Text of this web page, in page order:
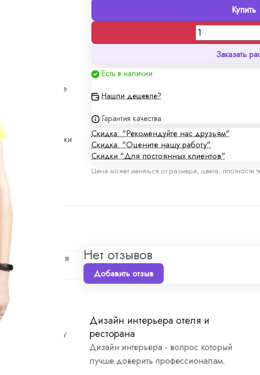
и изготовление
поставки
Купить
Заказать
Есть в наличии
Нашли дешевле?
Гарантия качества
Скидка: "Рекомендуйте нас друзьям"
Скидка: "Оцените нашу работу"
Скидки "Для постоянных клиентов"
Цена может меняться от размера, цвета,
кто поделится
Нет отзывов
Добавить отзыв
хостела
к каждому
Дизайн интерьера отеля и
ресторана
Дизайн интерьера - вопрос который
лучше доверить профессионалам.